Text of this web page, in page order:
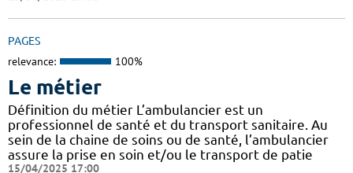
PAGES
relevance: 100%
Le métier
Définition du métier L’ambulancier est un
professionnel de santé et du transport sanitaire. Au
sein de la chaine de soins ou de santé, l’ambulancier
assure la prise en soin et/ou le transport de patie
15/04/2025 17:00